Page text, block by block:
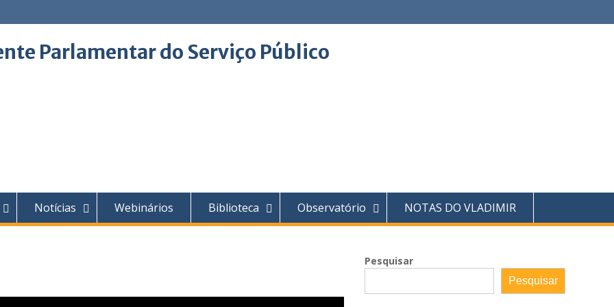
Parlamentar do Serviço Público
Notícias Webinários Biblioteca Observatório NOTAS DO VLADIMIR
Pesquisar
Pesquisar